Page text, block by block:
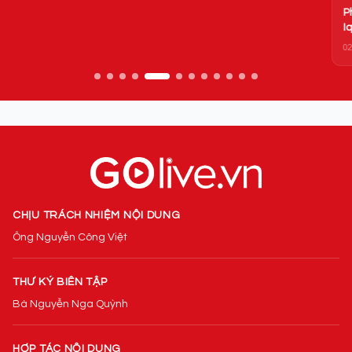
CHỊU TRÁCH NHIỆM NỘI DUNG
Ông Nguyễn Công Việt
THƯ KÝ BIÊN TẬP
Bà Nguyễn Nga Quỳnh
HỢP TÁC NỘI DUNG